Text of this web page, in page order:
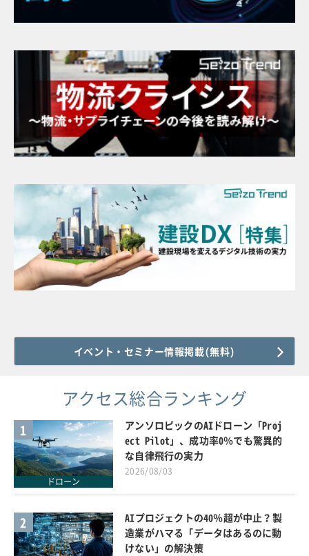
イベント・セミナー情報掲載(無料)
アクセス総合ランキング
1
ドローン
アンソロピックのAIドローン「Proj
ect Pilot」、成功率0％でも驚異的
な自律飛行の実力
2026/08/03
2
AIプロジェクトの40％超が中止？製
造業がハマる「データはあるのに動
けない」の解決策